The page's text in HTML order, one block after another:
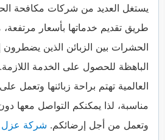
يستغل العديد من شركات مكافحة
طريق تقديم خدماتها بأسعار مرتفعة،
الحشرات بين الزبائن الذين يضطرون
الباهظة للحصول على الخدمة
العالمية تهتم براحة زبائنها وتعمل
مناسبة، لذا يمكنكم التواصل معها
وتعمل من أجل إرضائكم. شركة عزل